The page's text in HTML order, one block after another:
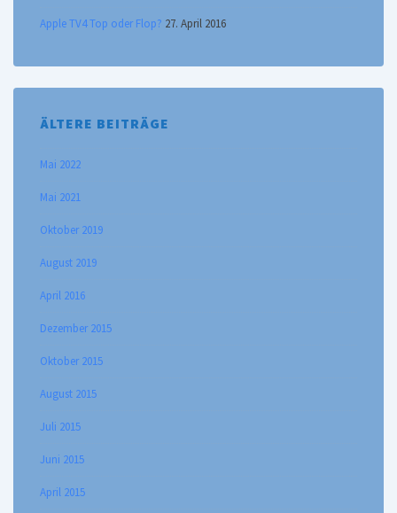
Apple TV4 Top oder Flop? 27. April 2016
ÄLTERE BEITRÄGE
Mai 2022
Mai 2021
Oktober 2019
August 2019
April 2016
Dezember 2015
Oktober 2015
August 2015
Juli 2015
Juni 2015
April 2015